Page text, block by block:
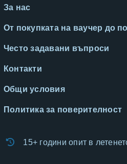
За нас
От покупката на ваучер до
Често задавани въпроси
Контакти
Общи условия
Политика за поверителност
15+ години опит в